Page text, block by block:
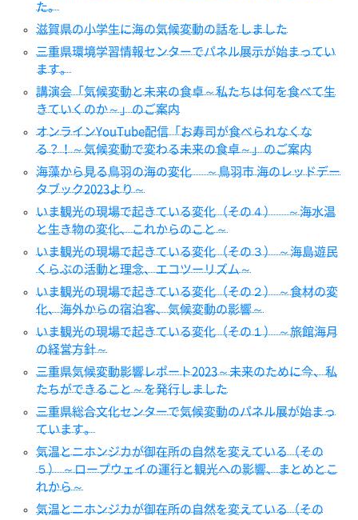
た。
滋賀県の小学生に海の気候変動の話をしました
三重県環境学習情報センターでパネル展示が始まってい
ます。
講演会「気候変動と未来の食卓～私たちは何を食べて生
きていくのか～」のご案内
オンラインYouTube配信「お寿司が食べられなくな
る？！～気候変動で変わる未来の食卓～」のご案内
海藻から見る鳥羽の海の変化 ～鳥羽市 海のレッドデー
タブック2023より～
いま観光の現場で起きている変化（その４） ～海水温
と生き物の変化、これからのこと～
いま観光の現場で起きている変化（その３） ～海島遊民
くらぶの活動と理念、エコツーリズム～
いま観光の現場で起きている変化（その２） ～食材の変
化、海外からの宿泊客、気候変動の影響～
いま観光の現場で起きている変化（その１） ～旅館海月
の経営方針～
三重県気候変動影響レポート2023～未来のために今、私
たちができること～を発行しました
三重県総合文化センターで気候変動のパネル展が始まっ
ています。
気温とニホンジカが御在所の自然を変えている（その
５） ～ロープウェイの運行と観光への影響、まとめとこ
れから～
気温とニホンジカが御在所の自然を変えている（その